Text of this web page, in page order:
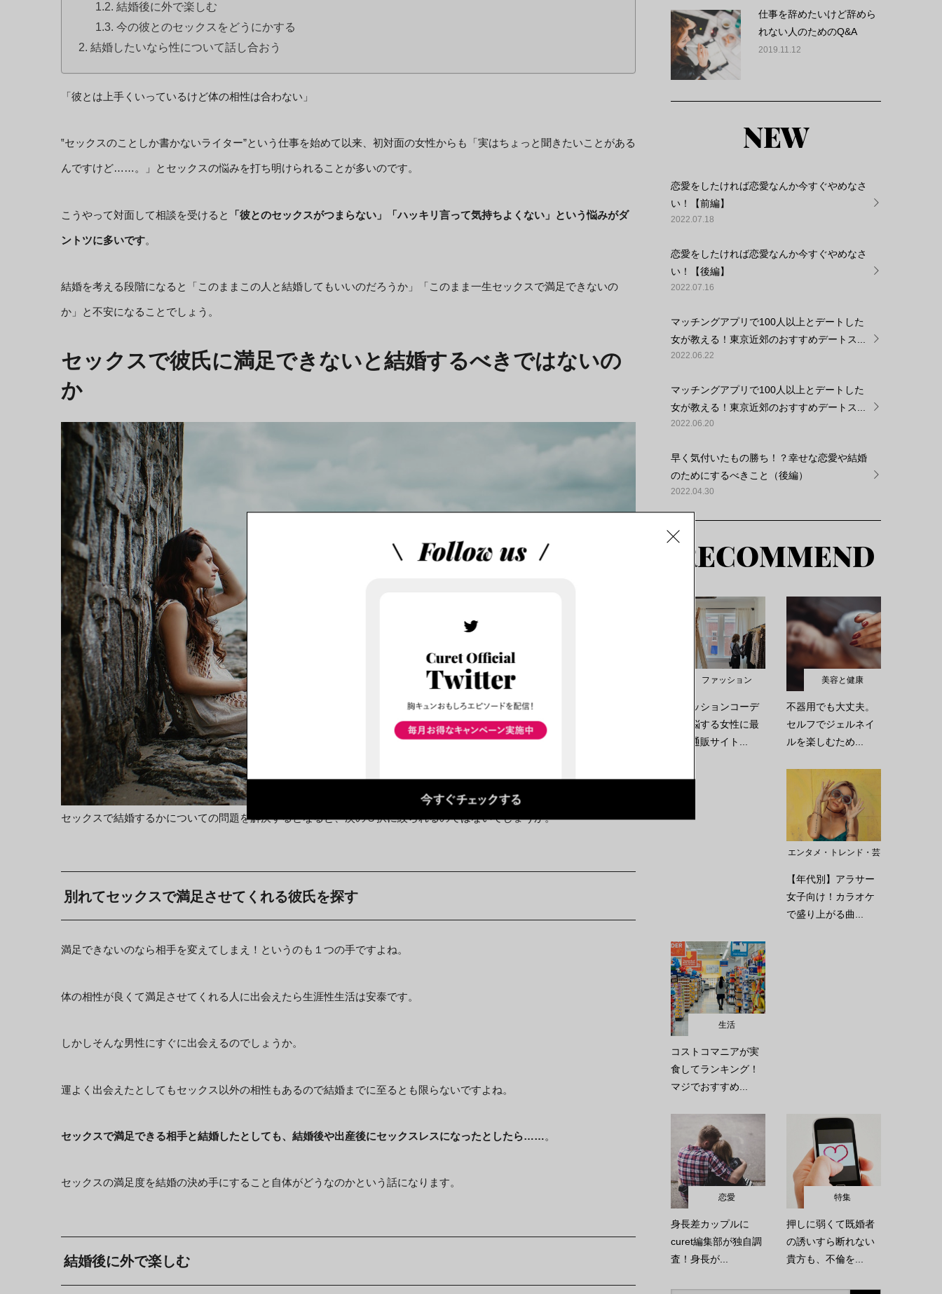
結婚後に外で楽しむ
今の彼とのセックスをどうにかする
結婚したいなら性について話し合おう
「彼とは上手くいっているけど体の相性は合わない」
‟セックスのことしか書かないライター”という仕事を始めて以来、初対面の女性からも「実はちょっと聞きたいことがある
んですけど……。」とセックスの悩みを打ち明けられることが多いのです。
こうやって対面して相談を受けると 「彼とのセックスがつまらない」「ハッキリ言って気持ちよくない」という悩みがダ
ントツに多いです。
結婚を考える段階になると「このままこの人と結婚してもいいのだろうか」「このまま一生セックスで満足できないの
か」と不安になることでしょう。
セックスで彼氏に満足できないと結婚するべきではないの
か
セックスで結婚するかについての問題を解決するとなると、次の３択に絞られるのではないでしょうか。
別れてセックスで満足させてくれる彼氏を探す
満足できないのなら相手を変えてしまえ！というのも１つの手ですよね。
体の相性が良くて満足させてくれる人に出会えたら生涯性生活は安泰です。
しかしそんな男性にすぐに出会えるのでしょうか。
運よく出会えたとしてもセックス以外の相性もあるので結婚までに至るとも限らないですよね。
セックスで満足できる相手と結婚したとしても、結婚後や出産後にセックスレスになったとしたら……。
セックスの満足度を結婚の決め手にすること自体がどうなのかという話になります。
結婚後に外で楽しむ
仕事を辞めたいけど辞めら
れない人のためのQ&A
2019.11.12
NEW
恋愛をしたければ恋愛なんか今すぐやめなさ
い！【前編】
2022.07.18
恋愛をしたければ恋愛なんか今すぐやめなさ
い！【後編】
2022.07.16
マッチングアプリで100人以上とデートした
女が教える！東京近郊のおすすめデートス...
2022.06.22
マッチングアプリで100人以上とデートした
女が教える！東京近郊のおすすめデートス...
2022.06.20
早く気付いたもの勝ち！？幸せな恋愛や結婚
のためにするべきこと（後編）
2022.04.30
RECOMMEND
ファッション
ファッションコーデ
に苦悩する女性に最
適な通販サイト...
美容と健康
不器用でも大丈夫。
セルフでジェルネイ
ルを楽しむため...
エンタメ・トレンド・芸
能
【年代別】アラサー
女子向け！カラオケ
で盛り上がる曲...
生活
コストコマニアが実
食してランキング！
マジでおすすめ...
恋愛
身長差カップルに
curet編集部が独自調
査！身長が...
特集
押しに弱くて既婚者
の誘いすら断れない
貴方も、不倫を...